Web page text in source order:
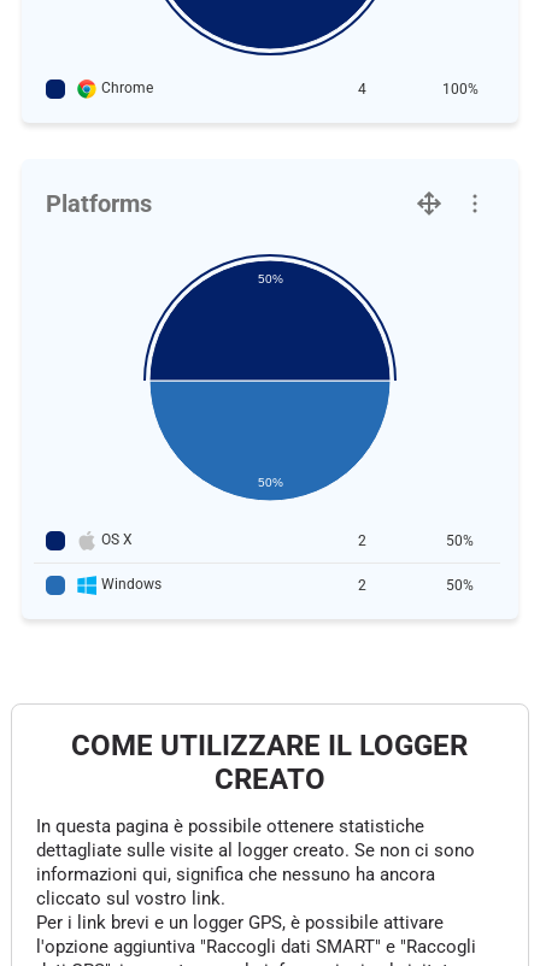
Chrome 4 100%
Platforms
50%
50%
OS X 2 50%
Windows 2 50%
COME UTILIZZARE IL LOGGER
CREATO
In questa pagina è possibile ottenere statistiche
dettagliate sulle visite al logger creato. Se non ci sono
informazioni qui, significa che nessuno ha ancora
cliccato sul vostro link.
Per i link brevi e un logger GPS, è possibile attivare
l'opzione aggiuntiva "Raccogli dati SMART" e "Raccogli